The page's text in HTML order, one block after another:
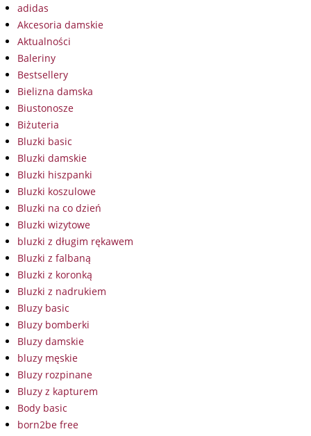
adidas
Akcesoria damskie
Aktualności
Baleriny
Bestsellery
Bielizna damska
Biustonosze
Biżuteria
Bluzki basic
Bluzki damskie
Bluzki hiszpanki
Bluzki koszulowe
Bluzki na co dzień
Bluzki wizytowe
bluzki z długim rękawem
Bluzki z falbaną
Bluzki z koronką
Bluzki z nadrukiem
Bluzy basic
Bluzy bomberki
Bluzy damskie
bluzy męskie
Bluzy rozpinane
Bluzy z kapturem
Body basic
born2be free